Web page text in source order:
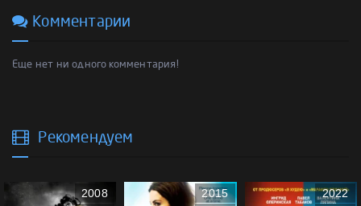
Комментарии
Еще нет ни одного комментария!
Рекомендуем
2008
2015
2022